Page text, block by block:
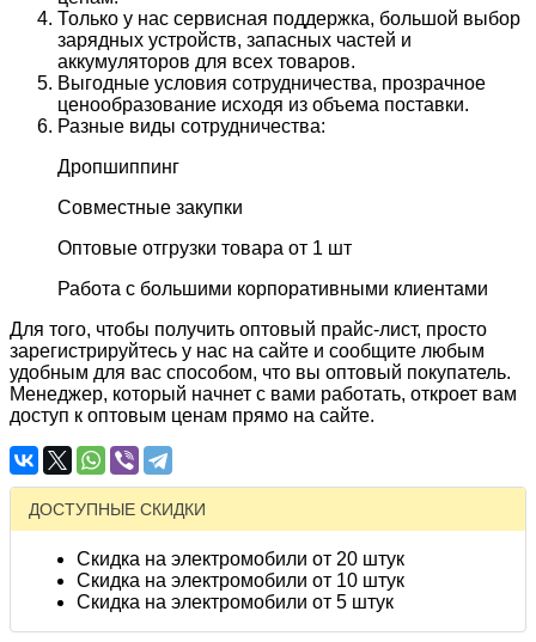
Только у нас сервисная поддержка, большой выбор
зарядных устройств, запасных частей и
аккумуляторов для всех товаров.
Выгодные условия сотрудничества, прозрачное
ценообразование исходя из объема поставки.
Разные виды сотрудничества:
Дропшиппинг
Совместные закупки
Оптовые отгрузки товара от 1 шт
Работа с большими корпоративными клиентами
Для того, чтобы получить оптовый прайс-лист, просто
зарегистрируйтесь у нас на сайте и сообщите любым
удобным для вас способом, что вы оптовый покупатель.
Менеджер, который начнет с вами работать, откроет вам
доступ к оптовым ценам прямо на сайте.
ДОСТУПНЫЕ СКИДКИ
Скидка на электромобили от 20 штук
Скидка на электромобили от 10 штук
Скидка на электромобили от 5 штук